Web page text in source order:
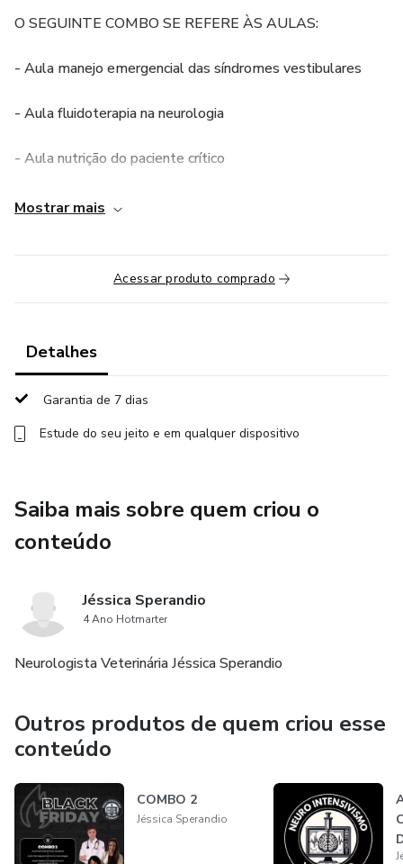
O SEGUINTE COMBO SE REFERE ÀS AULAS:
- Aula manejo emergencial das síndromes vestibulares
- Aula fluidoterapia na neurologia
- Aula nutrição do paciente crítico
Mostrar mais
Acessar produto comprado
Detalhes
Garantia de 7 dias
Estude do seu jeito e em qualquer dispositivo
Saiba mais sobre quem criou o
conteúdo
Jéssica Sperandio
4 Ano Hotmarter
Neurologista Veterinária Jéssica Sperandio
Outros produtos de quem criou esse
conteúdo
COMBO 2
Jéssica Sperandio